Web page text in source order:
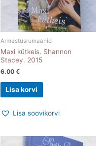
Armastusromaanid
Maxi kütkeis. Shannon
Stacey. 2015
6.00 €
Lisa korvi
Lisa soovikorvi